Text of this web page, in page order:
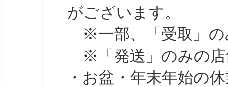
がございます。
※一部、「受取」の
※「発送」のみの店
・お盆・年末年始の